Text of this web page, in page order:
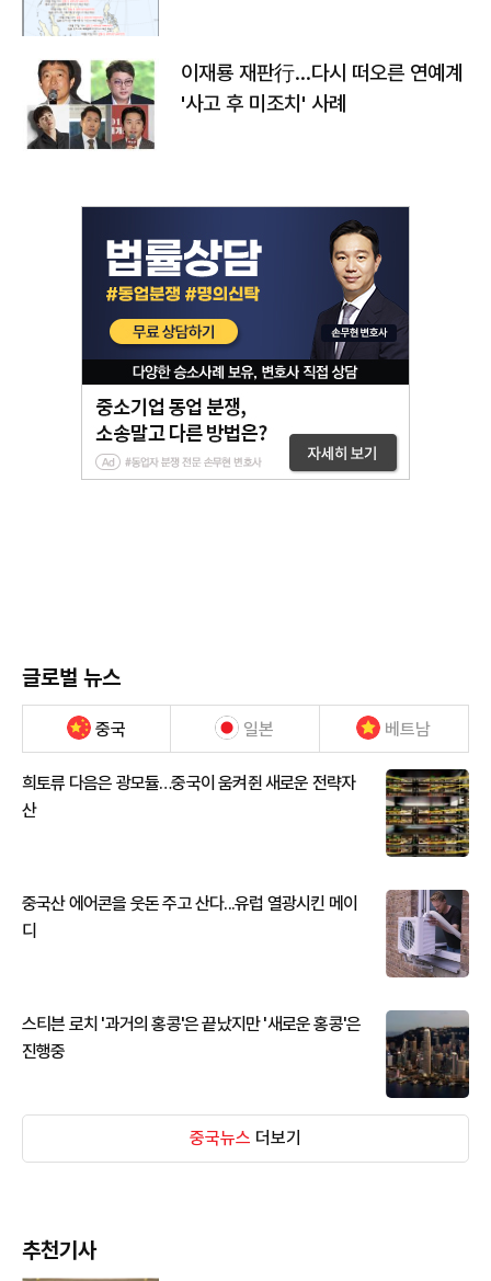
이재룡 재판行…다시 떠오른 연예계
'사고 후 미조치' 사례
글로벌 뉴스
중국 일본 베트남
희토류 다음은 광모듈…중국이 움켜쥔 새로운 전략자
산
중국산 에어콘을 웃돈 주고 산다...유럽 열광시킨 메이
디
스티븐 로치 '과거의 홍콩'은 끝났지만 '새로운 홍콩'은
진행중
중국뉴스 더보기
추천기사